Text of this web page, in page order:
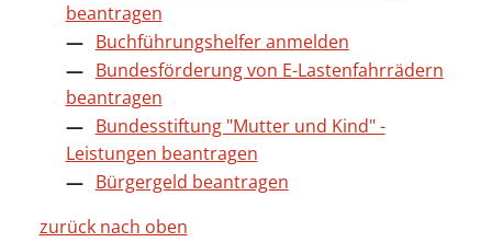
beantragen
Buchführungshelfer anmelden
Bundesförderung von E-Lastenfahrrädern
beantragen
Bundesstiftung "Mutter und Kind" -
Leistungen beantragen
Bürgergeld beantragen
zurück nach oben